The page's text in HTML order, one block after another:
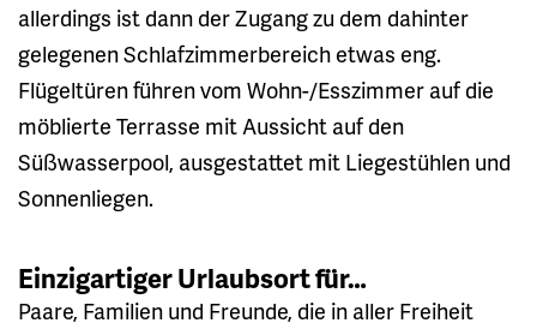
allerdings ist dann der Zugang zu dem dahinter
gelegenen Schlafzimmerbereich etwas eng.
Flügeltüren führen vom Wohn-/Esszimmer auf die
möblierte Terrasse mit Aussicht auf den
Süßwasserpool, ausgestattet mit Liegestühlen und
Sonnenliegen.
Einzigartiger Urlaubsort für…
Paare, Familien und Freunde, die in aller Freiheit